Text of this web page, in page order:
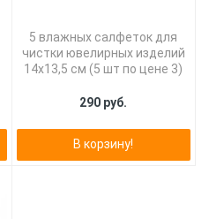
5 влажных салфеток для
чистки ювелирных изделий
14х13,5 см (5 шт по цене 3)
290 руб.
В корзину!